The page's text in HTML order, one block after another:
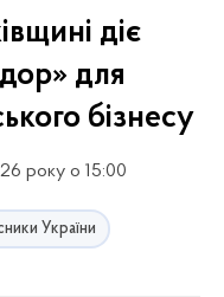
діє
для
бізнесу
року о 15:00
України